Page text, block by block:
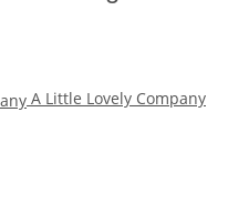
A Little Lovely Company